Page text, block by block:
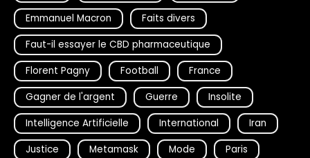
Emmanuel Macron
Faits divers
Faut-il essayer le CBD pharmaceutique
Florent Pagny
Football
France
Gagner de l'argent
Guerre
Insolite
Intelligence Artificielle
International
Iran
Justice
Metamask Mode Paris